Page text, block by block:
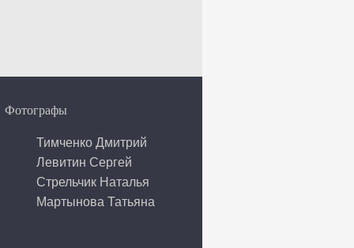
Фотографы
Тимченко Дмитрий
Левитин Сергей
Стрельчик Наталья
Мартынова Татьяна